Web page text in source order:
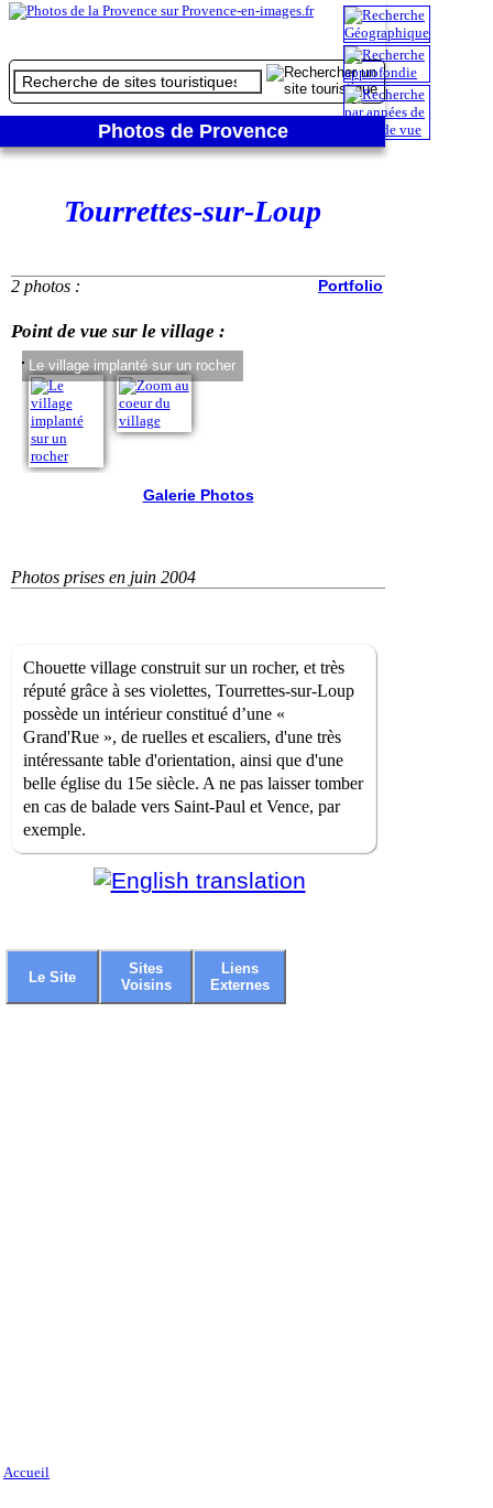
Photos de Provence
Tourrettes-sur-Loup
2 photos : Portfolio
Point de vue sur le village :
Le village implanté sur un rocher
Galerie Photos
Photos prises en juin 2004
Chouette village construit sur un rocher, et très
réputé grâce à ses violettes, Tourrettes-sur-Loup
possède un intérieur constitué d’une «
Grand'Rue », de ruelles et escaliers, d'une très
intéressante table d'orientation, ainsi que d'une
belle église du 15e siècle. A ne pas laisser tomber
en cas de balade vers Saint-Paul et Vence, par
exemple.
Le Site
Sites
Voisins
Liens
Externes
Accueil